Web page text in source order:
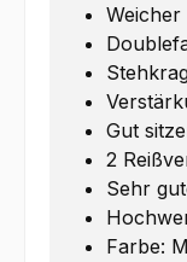
Gut
2
Sehr
Farbe: